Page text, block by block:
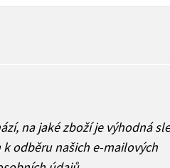
na jaké zboží je výhodná
odběru našich e-mailových